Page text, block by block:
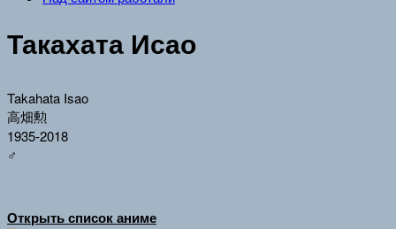
Такахата Исао
Takahata Isao
高畑勲
1935-2018
♂
Открыть список аниме